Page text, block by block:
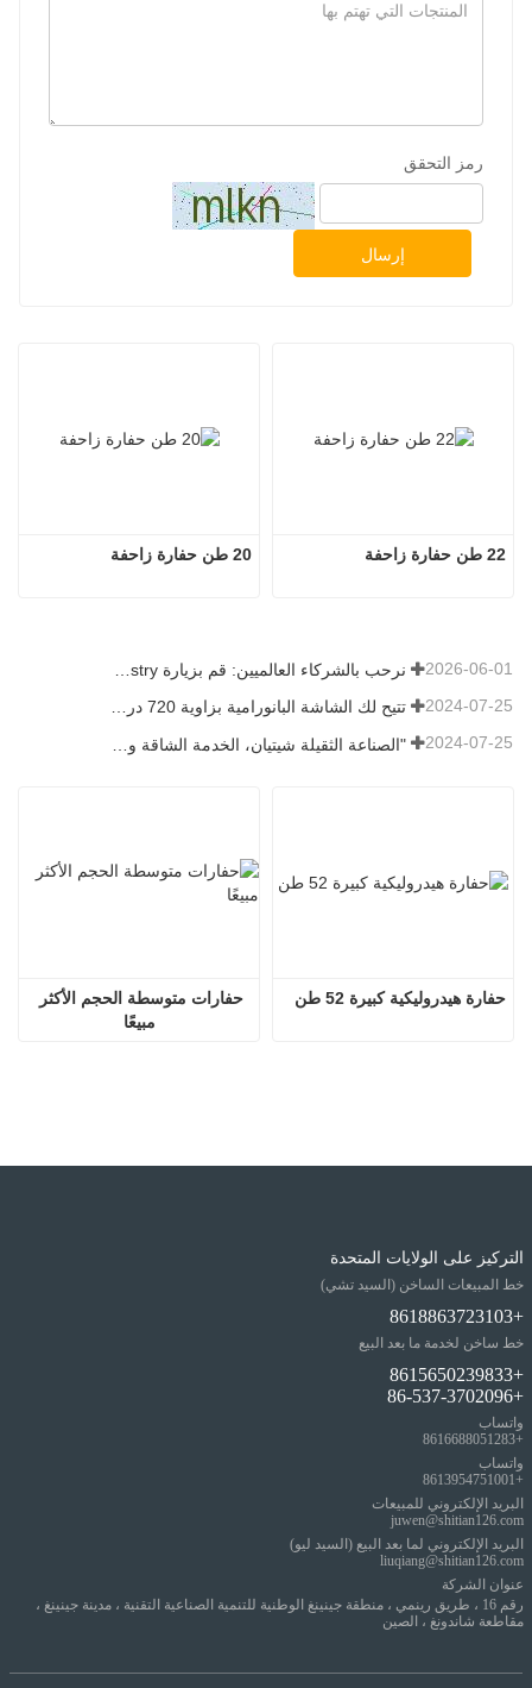
رمز التحقق
إرسال
20 طن حفارة زاحفة 22 طن حفارة زاحفة
2026-06-01
تتيح لك الشاشة البانورامية بزاوية 720 درجة فهم جميع جوانب المنتج 2024-07-25
2024-07-25
مبيعًا
حفارة هيدروليكية كبيرة 52 طن
التركيز على الولايات المتحدة
خط المبيعات الساخن (السيد تشي)
+8618863723103
خط ساخن لخدمة ما بعد البيع
+8615650239833
+86-537-3702096
واتساب
+8616688051283
واتساب
+8613954751001
البريد الإلكتروني للمبيعات
juwen@shitian126.com
البريد الإلكتروني لما بعد البيع (السيد ليو)
liuqiang@shitian126.com
عنوان الشركة
رقم 16 ، طريق رينمي ، منطقة جينينغ الوطنية للتنمية الصناعية التقنية ، مدينة جينينغ ،
مقاطعة شاندونغ ، الصين